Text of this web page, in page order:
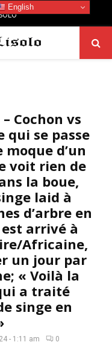
Cochon vs
qui se passe
d’un
voit rien de
la boue,
laid à
d’arbre en
est arrivé à
Africaine,
un jour par
« Voilà la
a traité
singe en
- 1:11 am 0
English